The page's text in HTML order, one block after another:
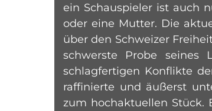
ein Schauspieler ist auch
oder eine Mutter. Die
über den Schweizer
schwerste Probe seines
schlagfertigen Konflikte
raffinierte und äußerst
zum hochaktuellen Stück.